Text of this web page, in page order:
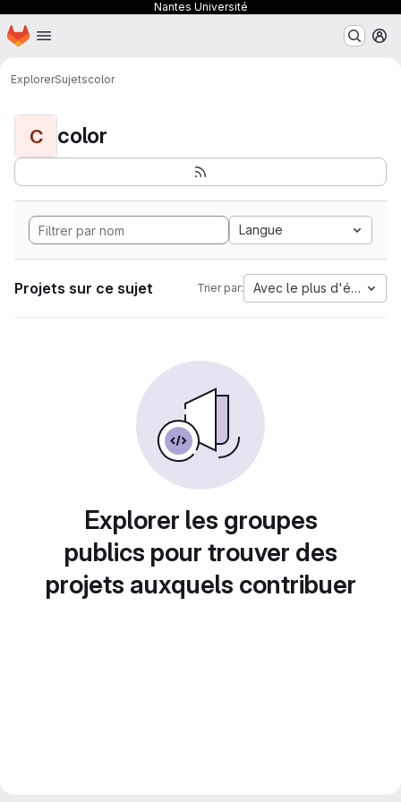
Nantes Université
Passer au contenu principal
Page d'accueil
ExplorerSujetscolor
C color
Langue
Projets sur ce sujet Trier par: Avec le plus d'étoiles
Explorer les groupes
publics pour trouver des
projets auxquels contribuer